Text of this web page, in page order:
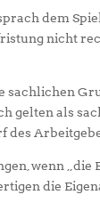
dem
nicht
gelten als
des
wenn
die